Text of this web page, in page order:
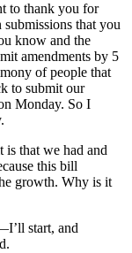
to thank you for
that you
know and the
amendments by 5
of people that
to submit our
Monday. So I
that we had and
this bill
growth. Why is it
start, and